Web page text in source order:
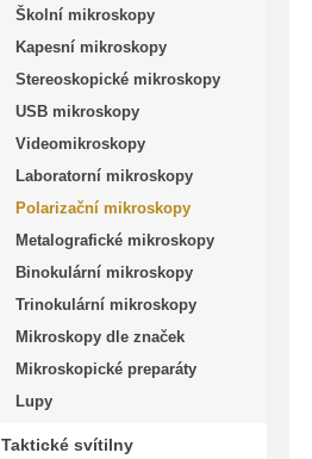
Školní mikroskopy
Kapesní mikroskopy
Stereoskopické mikroskopy
USB mikroskopy
Videomikroskopy
Laboratorní mikroskopy
Polarizační mikroskopy
Metalografické mikroskopy
Binokulární mikroskopy
Trinokulární mikroskopy
Mikroskopy dle značek
Mikroskopické preparáty
Lupy
Taktické svítilny